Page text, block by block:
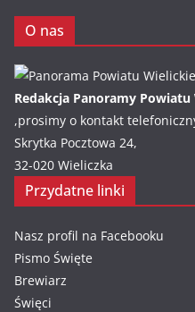
O nas
Redakcja Panoramy Powiatu
,prosimy o kontakt
Skrytka Pocztowa 24,
32-020 Wieliczka
Przydatne linki
Nasz profil na Facebooku
Pismo Święte
Brewiarz
Święci